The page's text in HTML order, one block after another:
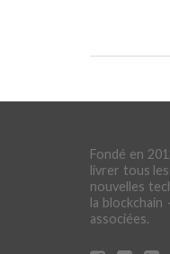
Fondé en
livrer tous
nouvelles
la
associées.